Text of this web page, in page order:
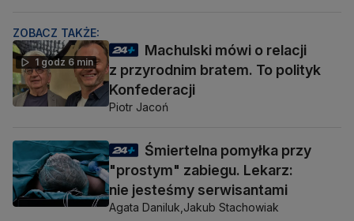
ZOBACZ TAKŻE:
1 godz 6 min
Machulski mówi o relacji
z przyrodnim bratem. To polityk
Konfederacji
Piotr Jacoń
Śmiertelna pomyłka przy
"prostym" zabiegu. Lekarz:
nie jesteśmy serwisantami
Agata Daniluk, Jakub Stachowiak